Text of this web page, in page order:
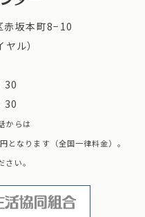
坂本町8−10
ル）
30
からは
なります（全国一律料金）。
い。